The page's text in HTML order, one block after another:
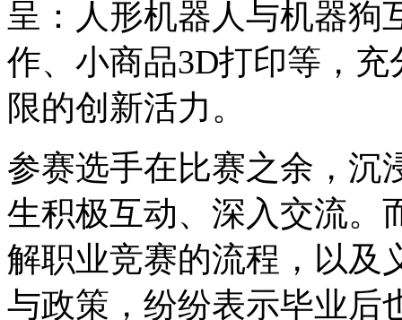
呈：人形机器人与机器狗
作、小商品3D打印等，
限的创新活力。
参赛选手在比赛之余，沉
生积极互动、深入交流。
解职业竞赛的流程，以及
与政策，纷纷表示毕业后